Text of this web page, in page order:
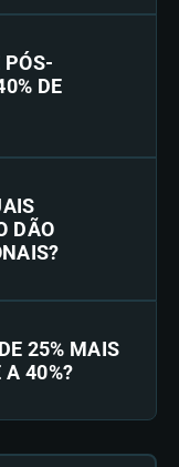
PÓS-
DE
DÃO
25% MAIS
A 40%?